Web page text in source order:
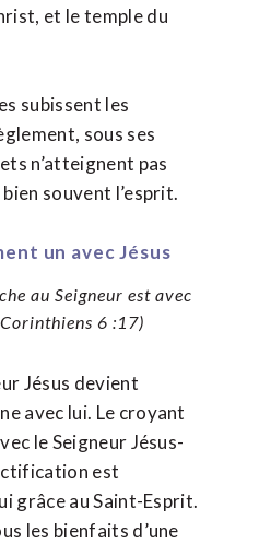
et le temple du
subissent les
sous ses
n’atteignent pas
souvent l’esprit.
un avec Jésus
au Seigneur est avec
6 :17)
Jésus devient
avec lui. Le croyant
le Seigneur Jésus-
est
grâce au Saint-Esprit.
les bienfaits d’une